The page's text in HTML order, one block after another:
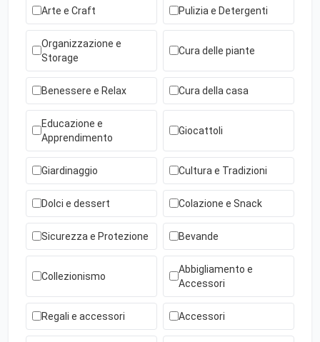
Arte e Craft Pulizia e Detergenti
Organizzazione e
Storage
Cura delle piante
Benessere e Relax Cura della casa
Educazione e
Apprendimento
Giocattoli
Giardinaggio Cultura e Tradizioni
Dolci e dessert Colazione e Snack
Sicurezza e Protezione Bevande
Collezionismo
Abbigliamento e
Accessori
Regali e accessori Accessori